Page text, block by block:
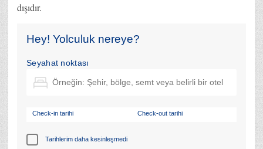
dışıdır.
Hey! Yolculuk nereye?
Seyahat noktası
Check-in tarihi Check-out tarihi
Tarihlerim daha kesinleşmedi